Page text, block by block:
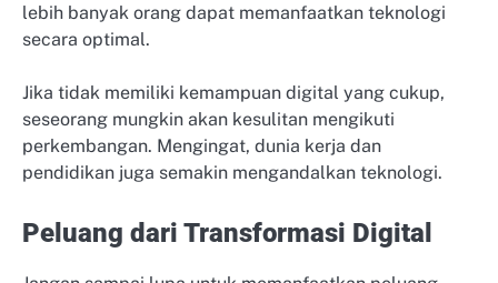
lebih banyak orang dapat memanfaatkan teknologi
secara optimal.
Jika tidak memiliki kemampuan digital yang cukup,
seseorang mungkin akan kesulitan mengikuti
perkembangan. Mengingat, dunia kerja dan
pendidikan juga semakin mengandalkan teknologi.
Peluang dari Transformasi Digital